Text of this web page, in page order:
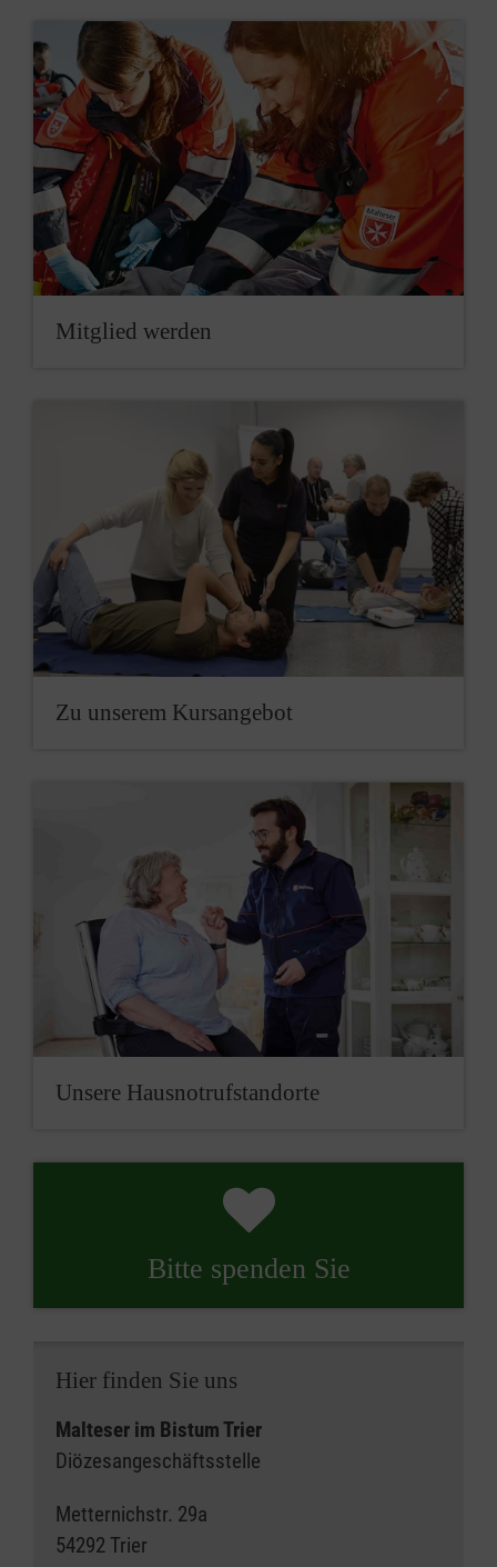
Mitglied werden
Zu unserem Kursangebot
Unsere Hausnotrufstandorte
Bitte spenden Sie
Hier finden Sie uns
Malteser im Bistum Trier
Diözesangeschäftsstelle
Metternichstr. 29a
54292 Trier